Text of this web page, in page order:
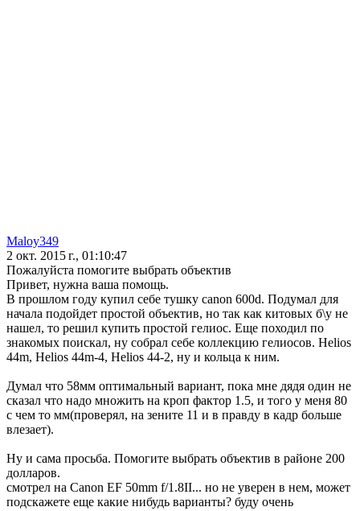
Maloy349
2 окт. 2015 г., 01:10:47
Пожалуйста помогите выбрать объектив
Привет, нужна ваша помощь.
В прошлом году купил себе тушку canon 600d. Подумал для
начала подойдет простой объектив, но так как китовых б\у не
нашел, то решил купить простой гелиос. Еще походил по
знакомых поискал, ну собрал себе коллекцию гелиосов. Helios
44m, Helios 44m-4, Helios 44-2, ну и кольца к ним.
Думал что 58мм оптимальный вариант, пока мне дядя один не
сказал что надо множить на кроп фактор 1.5, и того у меня 80
с чем то мм(проверял, на зените 11 и в правду в кадр больше
влезает).
Ну и сама просьба. Помогите выбрать объектив в районе 200
долларов.
смотрел на Canon EF 50mm f/1.8II... но не уверен в нем, может
подскажете еще какие нибудь варианты? буду очень